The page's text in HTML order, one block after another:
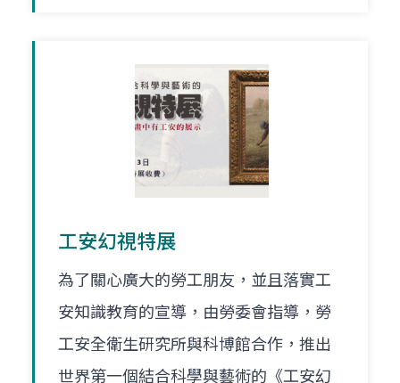
工安幻視特展
為了關心廣大的勞工朋友，並且落實工
安知識教育的宣導，由勞委會指導，勞
工安全衛生研究所與科博館合作，推出
世界第一個結合科學與藝術的《工安幻